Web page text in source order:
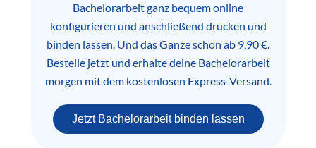
Bachelorarbeit ganz bequem online
konfigurieren und anschließend drucken und
binden lassen. Und das Ganze schon ab 9,90 €.
Bestelle jetzt und erhalte deine Bachelorarbeit
morgen mit dem kostenlosen Express-Versand.
Jetzt Bachelorarbeit binden lassen